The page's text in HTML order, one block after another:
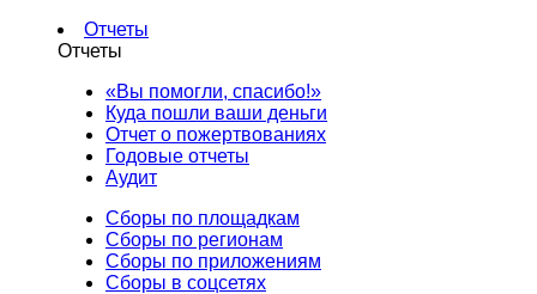
Отчеты
Отчеты
«Вы помогли, спасибо!»
Куда пошли ваши деньги
Отчет о пожертвованиях
Годовые отчеты
Аудит
Сборы по площадкам
Сборы по регионам
Сборы по приложениям
Сборы в соцсетях